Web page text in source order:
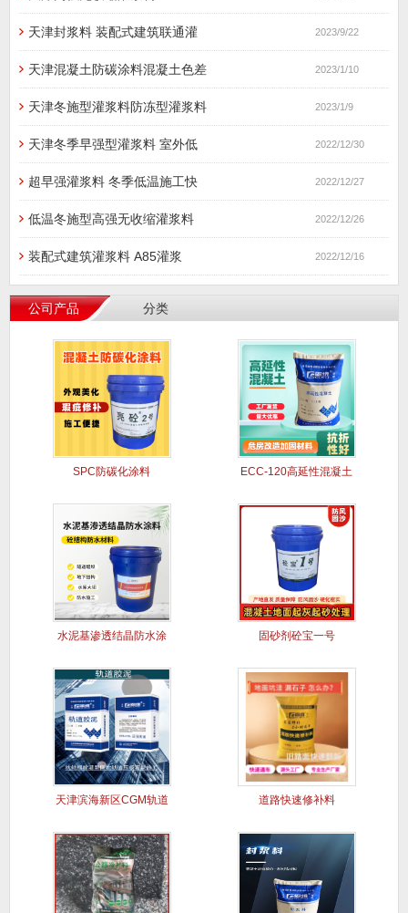
天津封浆料 装配式建筑联通灌 2023/9/22
天津混凝土防碳涂料混凝土色差 2023/1/10
天津冬施型灌浆料防冻型灌浆料 2023/1/9
天津冬季早强型灌浆料 室外低 2022/12/30
超早强灌浆料 冬季低温施工快 2022/12/27
低温冬施型高强无收缩灌浆料 2022/12/26
装配式建筑灌浆料 A85灌浆 2022/12/16
公司产品 分类
SPC防碳化涂料 ECC-120高延性混凝土
水泥基渗透结晶防水涂 固砂剂砼宝一号
天津滨海新区CGM轨道 道路快速修补料